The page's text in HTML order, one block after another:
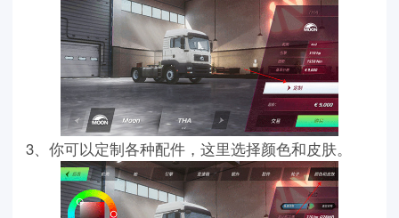
3、你可以定制各种配件，这里选择颜色和皮肤。